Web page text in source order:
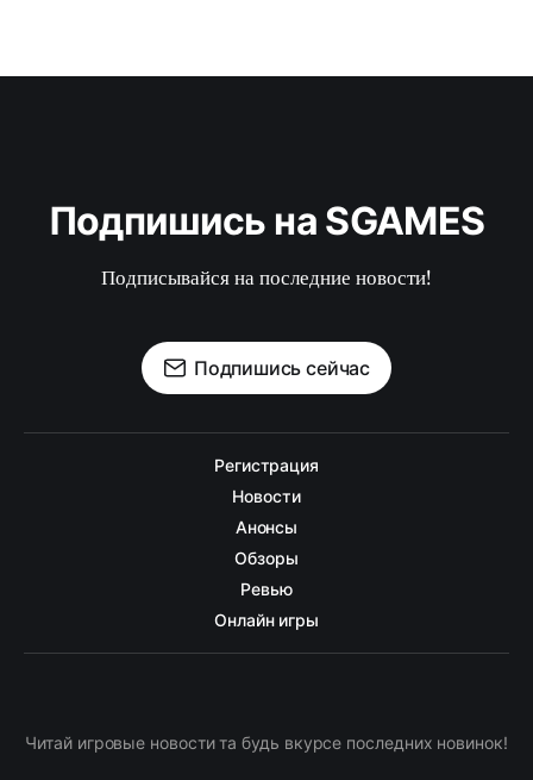
Подпишись на SGAMES
Подписывайся на последние новости!
Подпишись сейчас
Регистрация
Новости
Анонсы
Обзоры
Ревью
Онлайн игры
Читай игровые новости та будь вкурсе последних новинок!